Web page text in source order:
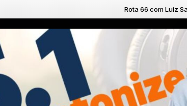
Rota 66 com Luiz Sayão (Pr) das 20:30